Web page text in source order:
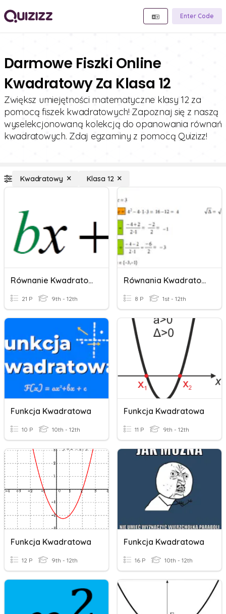
Enter Code
Darmowe Fiszki Online
Kwadratowy Za Klasa 12
Zwiększ umiejętności matematyczne klasy 12 za
pomocą fiszek kwadratowych! Zapoznaj się z naszą
wyselekcjonowaną kolekcją do opanowania równań
kwadratowych. Zdaj egzaminy z pomocą Quizizz!
Kwadratowy Klasa 12
Równanie Kwadratowe
21 P 9th - 12th
Równania Kwadratowe
8 P 1st - 12th
Funkcja Kwadratowa
10 P 10th - 12th
Funkcja Kwadratowa
11 P 9th - 12th
Funkcja Kwadratowa
12 P 9th - 12th
Funkcja Kwadratowa
16 P 10th - 12th